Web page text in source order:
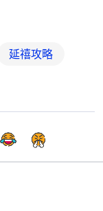
延禧攻略